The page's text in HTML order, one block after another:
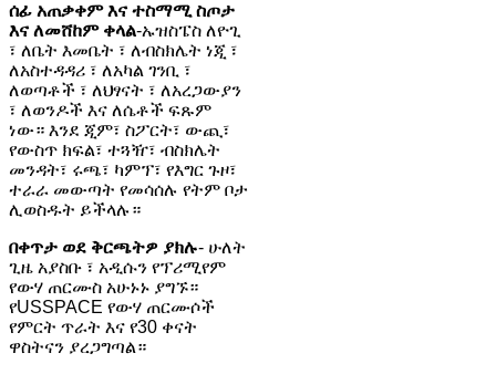
ሰፊ አጠቃቀም እና ተስማሚ ስጦታ
እና ለመሸከም ቀላል-ኡዝስፔስ ለዮጊ
፣ ለቤት እመቤት ፣ ለብስክሌት ነጂ ፣
ለአስተዳዳሪ ፣ ለአካል ገንቢ ፣
ለወጣቶች ፣ ለህፃናት ፣ ለአረጋውያን
፣ ለወንዶች እና ለሴቶች ፍጹም
ነው። እንደ ጂም፣ ስፖርት፣ ውጪ፣
የውስጥ ክፍል፣ ተጓዥ፣ ብስክሌት
መንዳት፣ ሩጫ፣ ካምፕ፣ የእግር ጉዞ፣
ተራራ መውጣት የመሳሰሉ የትም ቦታ
ሊወስዱት ይችላሉ።
በቀጥታ ወደ ቅርጫትዎ ያክሉ- ሁለት
ጊዜ አያስቡ ፣ አዲሱን የፕሪሚየም
የውሃ ጠርሙስ አሁኑኑ ያግኙ።
የUSSPACE የውሃ ጠርሙሶች
የምርት ጥራት እና የ30 ቀናት
ዋስትናን ያረጋግጣል።